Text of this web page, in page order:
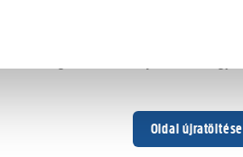
Oldal újratöltése